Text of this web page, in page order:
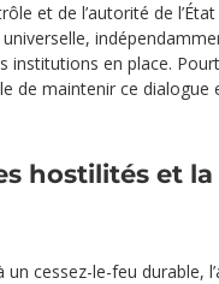
et de l’autorité de l’État
institutions en place.
de maintenir ce dialogue
hostilités et
un cessez-le-feu durable,